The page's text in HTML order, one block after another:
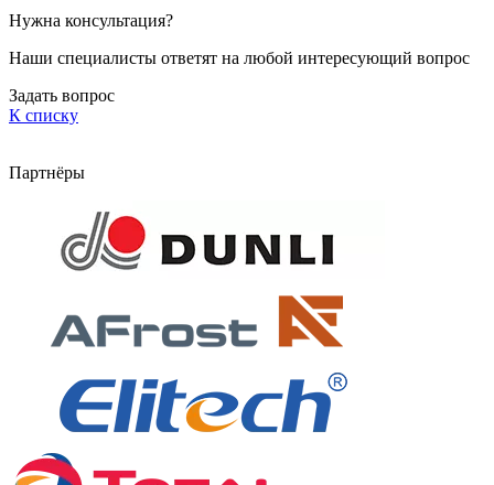
Нужна консультация?
Наши специалисты ответят на любой интересующий вопрос
Задать вопрос
К списку
Партнёры